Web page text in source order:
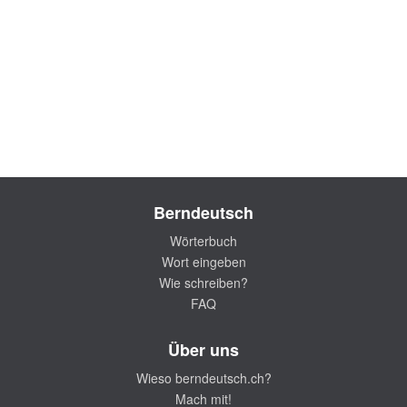
Berndeutsch
Wörterbuch
Wort eingeben
Wie schreiben?
FAQ
Über uns
Wieso berndeutsch.ch?
Mach mit!